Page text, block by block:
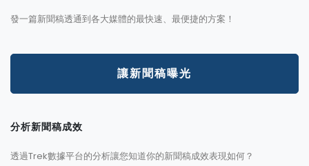
發一篇新聞稿透通到各大媒體的最快速、最便捷的方案！
讓新聞稿曝光
分析新聞稿成效
透過Trek數據平台的分析讓您知道你的新聞稿成效表現如何？